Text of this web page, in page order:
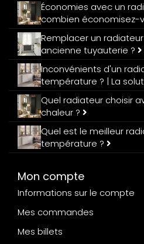
Économies avec un
combien économisez-
Remplacer un
ancienne tuyauterie ?
Inconvénients d'un
température ? | La
Quel radiateur choisir
chaleur ?
Quel est le meilleur
température ?
Mon compte
Informations sur le compte
Mes commandes
Mes billets